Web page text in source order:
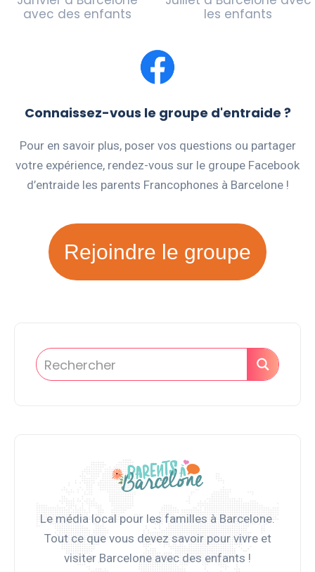
avec des enfants
les enfants
Connaissez-vous le groupe d'entraide ?
Pour en savoir plus, poser vos questions ou partager
votre expérience, rendez-vous sur le groupe Facebook
d’entraide les parents Francophones à Barcelone !
Rejoindre le groupe
Le média local pour les familles à Barcelone.
Tout ce que vous devez savoir pour vivre et
visiter Barcelone avec des enfants !